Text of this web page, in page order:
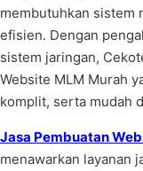
membutuhkan sistem
efisien. Dengan
sistem jaringan,
Website MLM Murah
komplit, serta mudah
Jasa Pembuatan
menawarkan layanan